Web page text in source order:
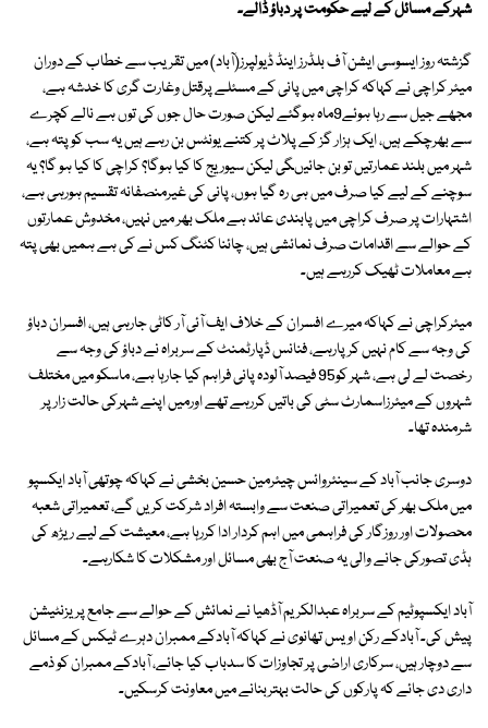
شہرکے مسائل کے لیے حکومت پر دباؤ ڈالے۔
گزشتہ روز ایسوسی ایشن آف بلڈرز اینڈ ڈیولپرز(آباد) میں تقریب سے خطاب کے دوران
میئر کراچی نے کہاکہ کراچی میں پانی کے مسئلے پرقتل وغارت گری کا خدشہ ہے،
مجھے جیل سے رہا ہوئے9ماہ ہوگئے لیکن صورت حال جوں کی توں ہے نالے کچرے
سے بھرچکے ہیں، ایک ہزار گز کے پلاٹ پر کتنے یونٹس بن رہے ہیں یہ سب کو پتہ ہے،
شہر میں بلند عمارتیں تو بن جائیںگی لیکن سیوریج کا کیا ہوگا؟ کراچی کا کیا ہو گا؟ یہ
سوچنے کے لیے کیا صرف میں ہی رہ گیا ہوں، پانی کی غیرمنصفانہ تقسیم ہورہی ہے،
اشتہارات پر صرف کراچی میں پابندی عائد ہے ملک بھر میں نہیں، مخدوش عمارتوں
کے حوالے سے اقدامات صرف نمائشی ہیں، چائنا کٹنگ کس نے کی ہے ہمیں بھی پتہ
ہے معاملات ٹھیک کررہے ہیں۔
میئرکراچی نے کہاکہ میرے افسران کے خلاف ایف آئی آر کاٹی جارہی ہیں، افسران دباؤ
کی وجہ سے کام نہیں کرپارہے، فنانس ڈپارٹمنٹ کے سربراہ نے دباؤ کی وجہ سے
رخصت لے لی ہے، شہر کو95 فیصد آلودہ پانی فراہم کیا جارہا ہے، ماسکو میں مختلف
شہروں کے میئرزاسمارٹ سٹی کی باتیں کررہے تھے اورمیں اپنے شہرکی حالت زارپر
شرمندہ تھا۔
دوسری جانب آباد کے سینئروائس چیئرمین حسین بخشی نے کہاکہ چوتھی آباد ایکسپو
میں ملک بھر کی تعمیراتی صنعت سے وابستہ افراد شرکت کریں گے، تعمیراتی شعبہ
محصولات اور روزگار کی فراہمی میں اہم کردار ادا کررہا ہے، معیشت کے لیے ریڑھ کی
ہڈی تصورکی جانے والی یہ صنعت آج بھی مسائل اور مشکلات کا شکارہے۔
آباد ایکسپوٹیم کے سربراہ عبدالکریم آڈھیا نے نمائش کے حوالے سے جامع پریزنٹیشن
پیش کی۔ آبادکے رکن اویس تھانوی نے کہاکہ آبادکے ممبران دہرے ٹیکس کے مسائل
سے دوچار ہیں، سرکاری اراضی پر تجاوزات کا سدباب کیا جائے، آبادکے ممبران کو ذمے
داری دی جائے کہ پارکوں کی حالت بہتربنانے میں معاونت کرسکیں۔